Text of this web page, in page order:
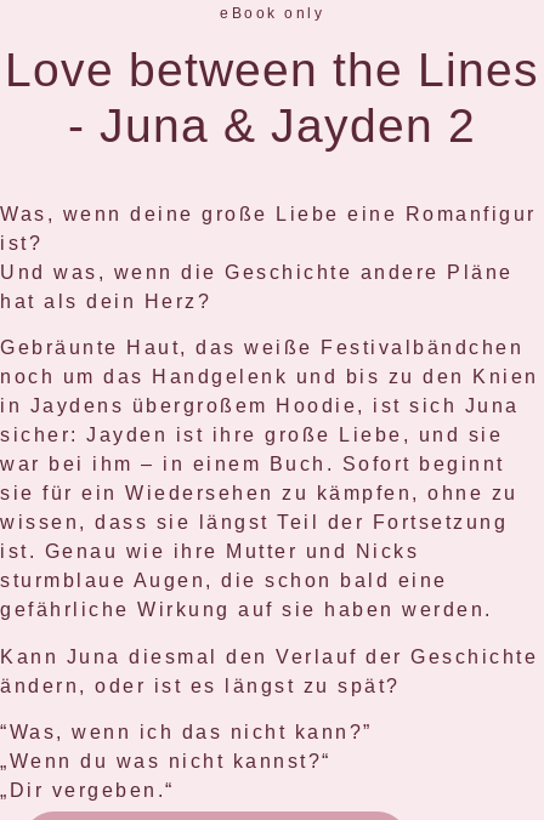
eBook only
Love between the Lines
- Juna & Jayden 2
Was, wenn deine große Liebe eine Romanfigur
ist?
Und was, wenn die Geschichte andere Pläne
hat als dein Herz?
Gebräunte Haut, das weiße Festivalbändchen
noch um das Handgelenk und bis zu den Knien
in Jaydens übergroßem Hoodie, ist sich Juna
sicher: Jayden ist ihre große Liebe, und sie
war bei ihm – in einem Buch. Sofort beginnt
sie für ein Wiedersehen zu kämpfen, ohne zu
wissen, dass sie längst Teil der Fortsetzung
ist. Genau wie ihre Mutter und Nicks
sturmblaue Augen, die schon bald eine
gefährliche Wirkung auf sie haben werden.
Kann Juna diesmal den Verlauf der Geschichte
ändern, oder ist es längst zu spät?
“Was, wenn ich das nicht kann?”
„Wenn du was nicht kannst?“
„Dir vergeben.“